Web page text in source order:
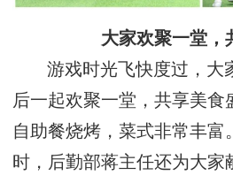
大家欢聚一堂，
游戏时光飞快度过，大
后一起欢聚一堂，共享美食
自助餐烧烤，菜式非常丰富
时，后勤部蒋主任还为大家